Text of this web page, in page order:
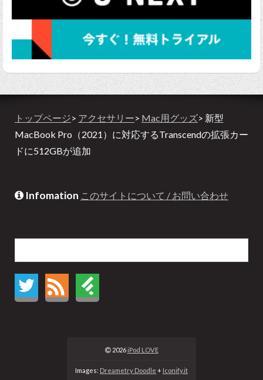
トップページ> アクセサリー> Mac用グッズ> 新型
MacBook Pro（2021）に対応するTranscendの拡張カー
ドに512GBが追加
Infomation このサイトについて / お問い合わせ
2026iPod LOVE
Images: Dreametry Doodle + Iconify.it